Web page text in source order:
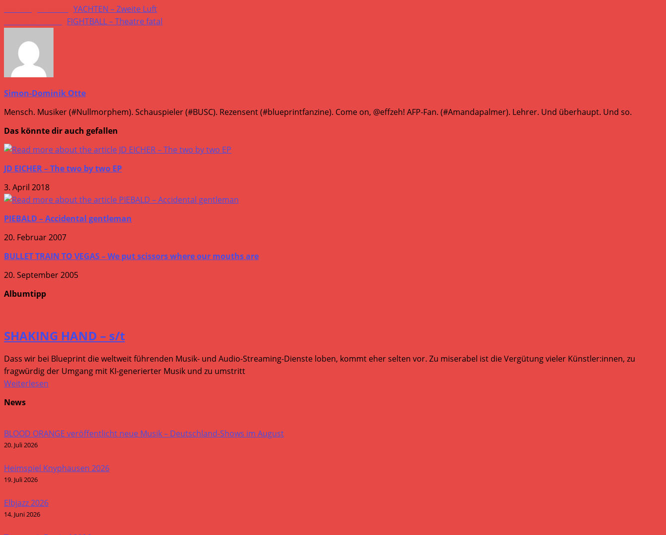
Weitere
Artikel
ansehen
YACHTEN – Zweite Luft
FIGHTBALL – Theatre fatal
Simon-Dominik Otte
Mensch. Musiker (#Nullmorphem). Schauspieler (#BUSC). Rezensent (#blueprintfanzine). Come on, @effzeh! AFP-Fan. (#Amandapalmer). Lehrer. Und überhaupt. Und so.
Das könnte dir auch gefallen
JD EICHER – The two by two EP
3. April 2018
PIEBALD – Accidental gentleman
20. Februar 2007
BULLET TRAIN TO VEGAS – We put scissors where our mouths are
20. September 2005
Albumtipp
SHAKING HAND – s/t
Dass wir bei Blueprint die weltweit führenden Musik- und Audio-Streaming-Dienste loben, kommt eher selten vor. Zu miserabel ist die Vergütung vieler Künstler:innen, zu
fragwürdig der Umgang mit KI-generierter Musik und zu umstritt
Weiterlesen
News
BLOOD ORANGE veröffentlicht neue Musik – Deutschland-Shows im August
20. Juli 2026
Heimspiel Knyphausen 2026
19. Juli 2026
Elbjazz 2026
14. Juni 2026